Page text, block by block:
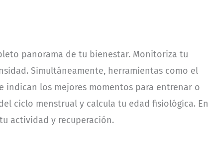
panorama de tu bienestar. Monitoriza tu
Simultáneamente, herramientas como el
los mejores momentos para entrenar o
ciclo menstrual y calcula tu edad fisiológica. En
actividad y recuperación.